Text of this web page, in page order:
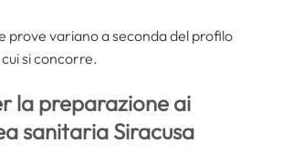
prove variano a seconda del profilo
si concorre.
la preparazione ai
sanitaria Siracusa